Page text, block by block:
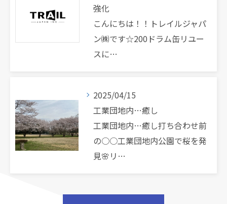
強化
こんにちは！！トレイルジャパ
ン㈱です☆200ドラム缶リユー
スに…
2025/04/15
工業団地内…癒し
工業団地内…癒し打ち合わせ前
の○○工業団地内公園で桜を発
見🌸リ…